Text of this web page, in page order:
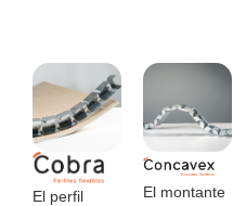
El perfil
El montante